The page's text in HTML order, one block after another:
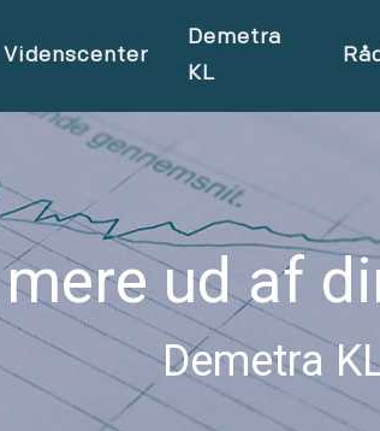
Videnscenter
Demetra
KL
ud af
Demetra